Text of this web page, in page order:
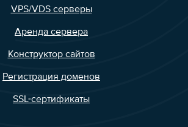
VPS/VDS серверы
Аренда сервера
Конструктор сайтов
Регистрация доменов
SSL-сертификаты